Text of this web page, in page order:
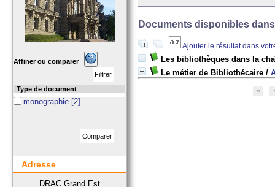
Documents disponibles
Ajouter le résultat dans
Les bibliothèques dans la
Le métier de Bibliothécaire /
Affiner ou comparer
Type de document
monographie [2]
Adresse
DRAC Grand Est